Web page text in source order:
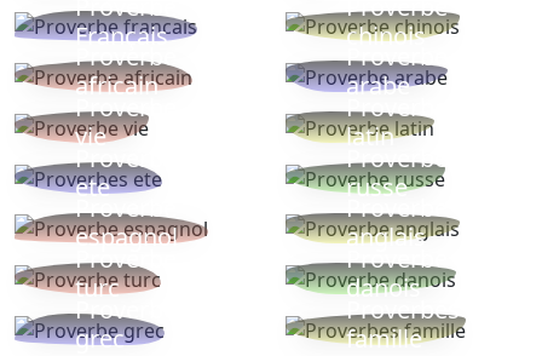
Français
chinois
Proverbe
africain
Proverbe
arabe
Proverbe
vie
Proverbe
latin
Proverbes
ete
Proverbe
russe
Proverbe
espagnol
Proverbe
anglais
Proverbe
turc
Proverbe
danois
Proverbe
grec
Proverbes
famille